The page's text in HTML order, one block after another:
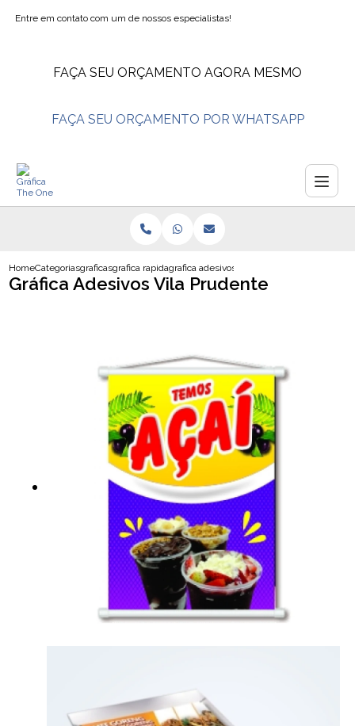
Entre em contato com um de nossos especialistas!
FAÇA SEU ORÇAMENTO AGORA MESMO
FAÇA SEU ORÇAMENTO POR WHATSAPP
HomeCategoriasgraficasgrafica rapidagrafica adesivos vila prudente
Gráfica Adesivos Vila Prudente